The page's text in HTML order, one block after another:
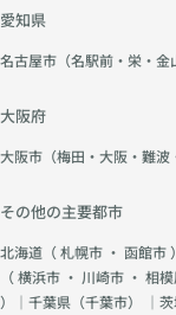
愛知県
名古屋市（名駅前・栄・金
大阪府
大阪市（梅田・大阪・難波
その他の主要都市
北海道（札幌市 ・ 函館市
（横浜市 ・ 川崎市 ・ 相
）｜千葉県（千葉市） ｜